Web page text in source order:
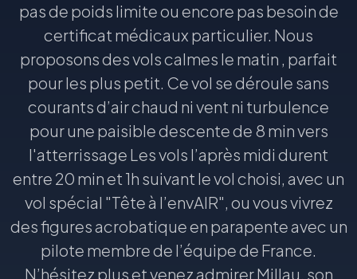
pas de poids limite ou encore pas besoin de
certificat médicaux particulier. Nous
proposons des vols calmes le matin , parfait
pour les plus petit. Ce vol se déroule sans
courants d’air chaud ni vent ni turbulence
pour une paisible descente de 8 min vers
l'atterrissage Les vols l’après midi durent
entre 20 min et 1h suivant le vol choisi, avec un
vol spécial "Tête à l’envAIR", ou vous vivrez
des figures acrobatique en parapente avec un
pilote membre de l’équipe de France.
N’hésitez plus et venez admirer Millau, son